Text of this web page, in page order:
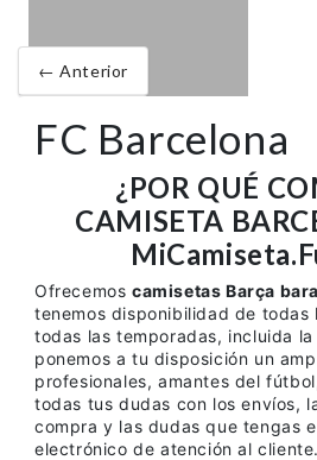
← Anterior
FC Barcelona
¿POR QUÉ
CAMISETA
Ofrecemos camisetas Barça
tenemos disponibilidad de todas
todas las temporadas, incluida
ponemos a tu disposición un
profesionales, amantes del
todas tus dudas con los envíos,
compra y las dudas que tengas
electrónico de atención al cliente.